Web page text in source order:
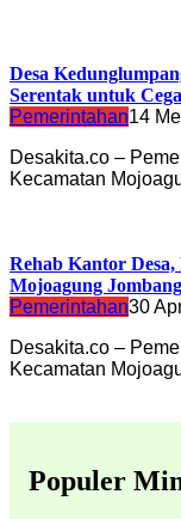
Desa
Serentak untuk
Pemerintahan14
Desakita.co –
Kecamatan
Rehab Kantor
Mojoagung
Pemerintahan30
Desakita.co –
Kecamatan
Populer